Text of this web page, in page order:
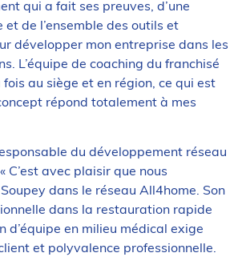
qui a fait ses preuves, d’une
de l’ensemble des outils et
développer mon entreprise dans les
L’équipe de coaching du franchisé
au siège et en région, ce qui est
répond totalement à mes
du développement réseau
C’est avec plaisir que nous
dans le réseau All4home. Son
dans la restauration rapide
d’équipe en milieu médical exige
et polyvalence professionnelle.